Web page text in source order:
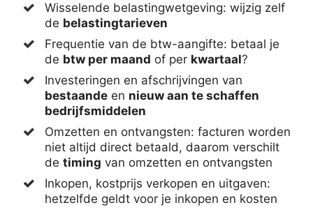
Wisselende belastingwetgeving: wijzig zelf
de belastingtarieven
Frequentie van de btw-aangifte: betaal je
de btw per maand of per kwartaal?
Investeringen en afschrijvingen van
bestaande en nieuw aan te schaffen
bedrijfsmiddelen
Omzetten en ontvangsten: facturen worden
niet altijd direct betaald, daarom verschilt
de timing van omzetten en ontvangsten
Inkopen, kostprijs verkopen en uitgaven:
hetzelfde geldt voor je inkopen en kosten